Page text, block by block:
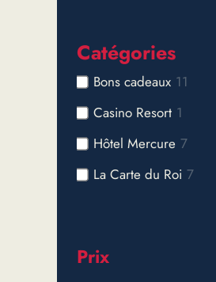
Catégories
Bons cadeaux 11
Casino Resort 1
Hôtel Mercure 7
La Carte du Roi 7
Prix